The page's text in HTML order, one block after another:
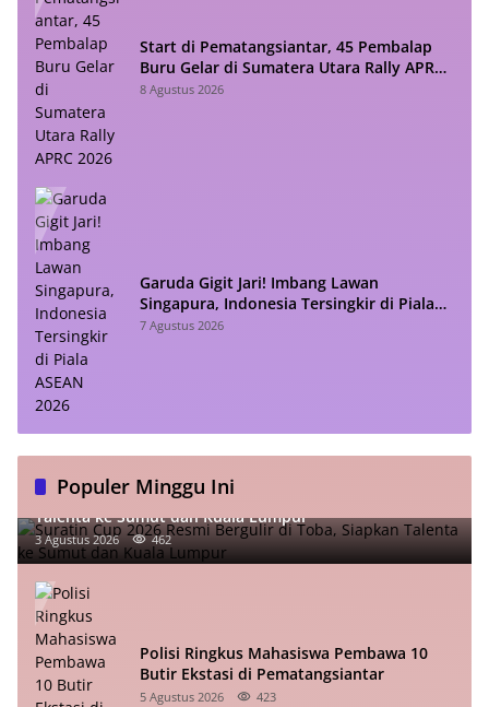
Start di Pematangsiantar, 45 Pembalap
Buru Gelar di Sumatera Utara Rally APRC
2026
8 Agustus 2026
Garuda Gigit Jari! Imbang Lawan
Singapura, Indonesia Tersingkir di Piala
ASEAN 2026
7 Agustus 2026
Populer Minggu Ini
Suratin Cup 2026 Resmi Bergulir di Toba, Siapkan
Talenta ke Sumut dan Kuala Lumpur
3 Agustus 2026 462
Polisi Ringkus Mahasiswa Pembawa 10
Butir Ekstasi di Pematangsiantar
5 Agustus 2026 423